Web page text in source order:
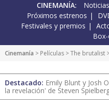
CINEMANÍA:
Próximos estrenos
Festivales y premios
Cinemanía > Películas >The brutalist
Destacado: Emily Blunt y Josh
la revelación' de Steven